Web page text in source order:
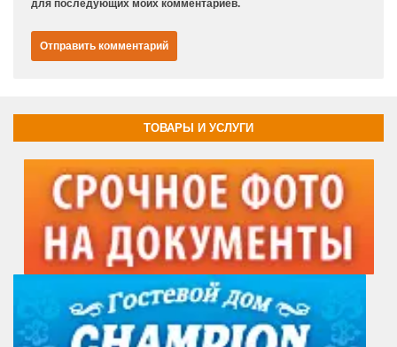
для последующих моих комментариев.
ТОВАРЫ И УСЛУГИ